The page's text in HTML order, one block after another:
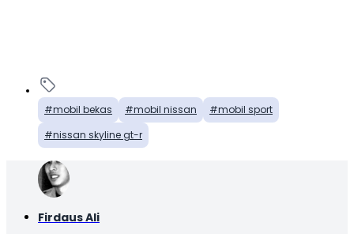
mobil bekas mobil nissan
mobil sport
nissan skyline gt-r
Firdaus Ali